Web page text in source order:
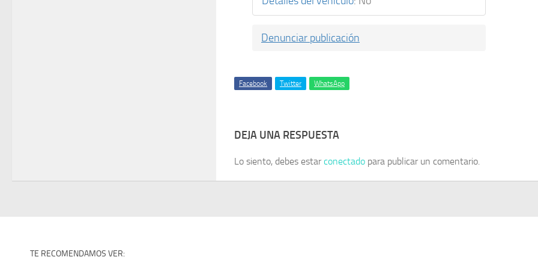
Denunciar publicación
Facebook Twitter WhatsApp
DEJA UNA RESPUESTA
Lo siento, debes estarconectado para publicar un comentario.
TE RECOMENDAMOS VER: